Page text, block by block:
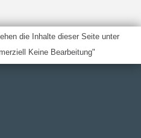
die Inhalte dieser Seite unter